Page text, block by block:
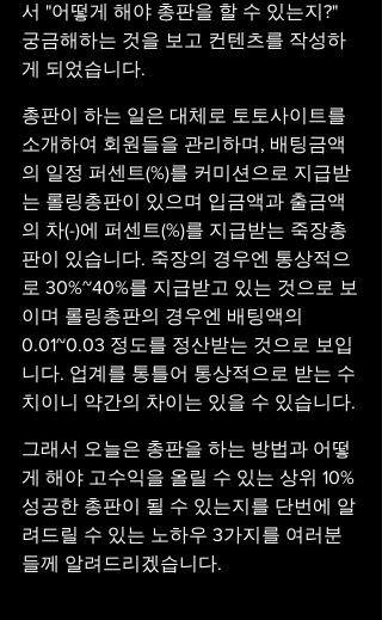
서 "어떻게 해야 총판을 할 수 있는지?"
궁금해하는 것을 보고 컨텐츠를 작성하
게 되었습니다.
총판이 하는 일은 대체로 토토사이트를
소개하여 회원들을 관리하며, 배팅금액
의 일정 퍼센트(%)를 커미션으로 지급받
는 롤링총판이 있으며 입금액과 출금액
의 차(-)에 퍼센트(%)를 지급받는 죽장총
판이 있습니다. 죽장의 경우엔 통상적으
로 30%~40%를 지급받고 있는 것으로 보
이며 롤링총판의 경우엔 배팅액의
0.01~0.03 정도를 정산받는 것으로 보입
니다. 업계를 통틀어 통상적으로 받는 수
치이니 약간의 차이는 있을 수 있습니다.
그래서 오늘은 총판을 하는 방법과 어떻
게 해야 고수익을 올릴 수 있는 상위 10%
성공한 총판이 될 수 있는지를 단번에 알
려드릴 수 있는 노하우 3가지를 여러분
들께 알려드리겠습니다.